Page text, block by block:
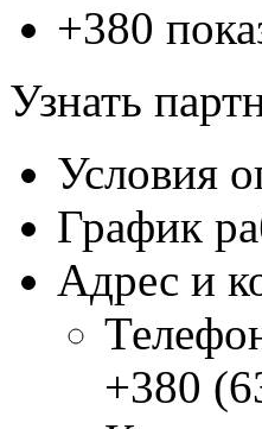
+380
Узнать
Условия
График
Адрес и
+380